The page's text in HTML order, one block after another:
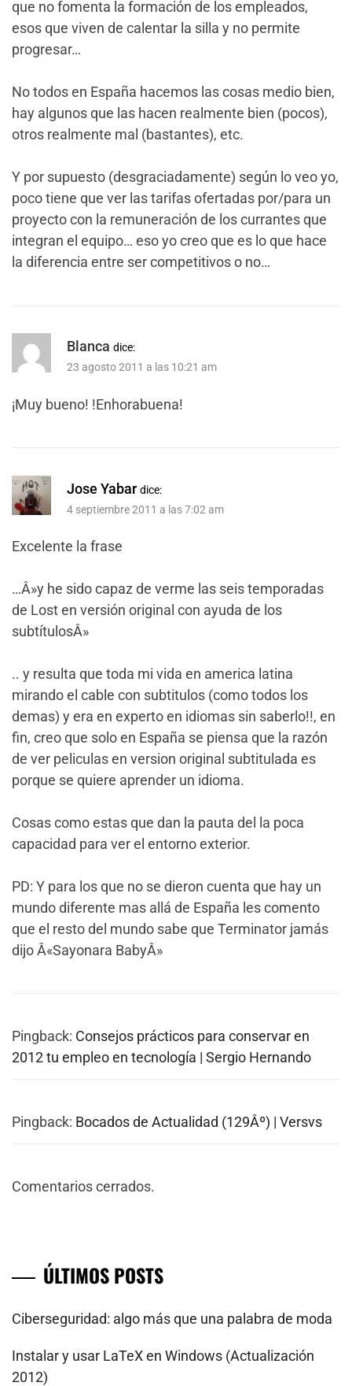
que no fomenta la formación de los empleados,
esos que viven de calentar la silla y no permite
progresar…
No todos en España hacemos las cosas medio bien,
hay algunos que las hacen realmente bien (pocos),
otros realmente mal (bastantes), etc.
Y por supuesto (desgraciadamente) según lo veo yo,
poco tiene que ver las tarifas ofertadas por/para un
proyecto con la remuneración de los currantes que
integran el equipo… eso yo creo que es lo que hace
la diferencia entre ser competitivos o no…
Blanca dice:
23 agosto 2011 a las 10:21 am
¡Muy bueno! !Enhorabuena!
Jose Yabar dice:
4 septiembre 2011 a las 7:02 am
Excelente la frase
…Â»y he sido capaz de verme las seis temporadas
de Lost en versión original con ayuda de los
subtítulosÂ»
.. y resulta que toda mi vida en america latina
mirando el cable con subtitulos (como todos los
demas) y era en experto en idiomas sin saberlo!!, en
fin, creo que solo en España se piensa que la razón
de ver peliculas en version original subtitulada es
porque se quiere aprender un idioma.
Cosas como estas que dan la pauta del la poca
capacidad para ver el entorno exterior.
PD: Y para los que no se dieron cuenta que hay un
mundo diferente mas allá de España les comento
que el resto del mundo sabe que Terminator jamás
dijo Â«Sayonara BabyÂ»
Pingback: Consejos prácticos para conservar en
2012 tu empleo en tecnología | Sergio Hernando
Pingback: Bocados de Actualidad (129Âº) | Versvs
Comentarios cerrados.
ÚLTIMOS POSTS
Ciberseguridad: algo más que una palabra de moda
Instalar y usar LaTeX en Windows (Actualización
2012)